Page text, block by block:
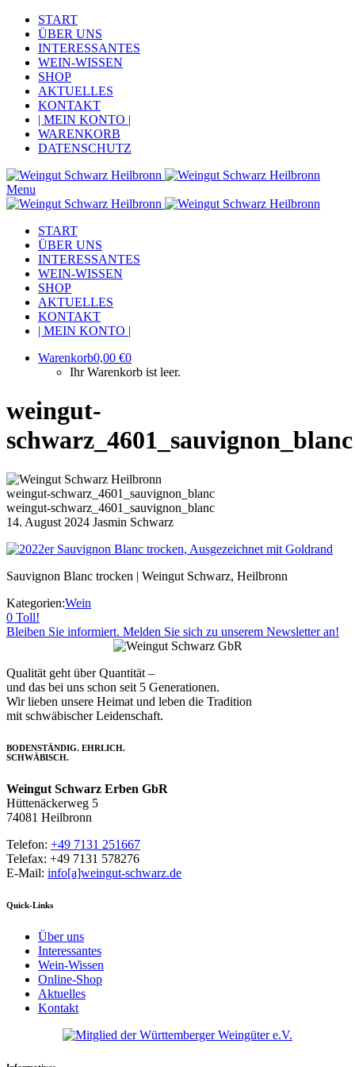
START
ÜBER UNS
INTERESSANTES
WEIN-WISSEN
SHOP
AKTUELLES
KONTAKT
| MEIN KONTO |
WARENKORB
DATENSCHUTZ
Menu
START
ÜBER UNS
INTERESSANTES
WEIN-WISSEN
SHOP
AKTUELLES
KONTAKT
| MEIN KONTO |
Warenkorb0,00 €0
Ihr Warenkorb ist leer.
weingut-
schwarz_4601_sauvignon_blanc
weingut-schwarz_4601_sauvignon_blanc
weingut-schwarz_4601_sauvignon_blanc
14. August 2024 Jasmin Schwarz
Sauvignon Blanc trocken | Weingut Schwarz, Heilbronn
Kategorien:Wein
0 Toll!
Bleiben Sie informiert. Melden Sie sich zu unserem Newsletter an!
Qualität geht über Quantität –
und das bei uns schon seit 5 Generationen.
Wir lieben unsere Heimat und leben die Tradition
mit schwäbischer Leidenschaft.
BODENSTÄNDIG. EHRLICH.
SCHWÄBISCH.
Weingut Schwarz Erben GbR
Hüttenäckerweg 5
74081 Heilbronn
Telefon: +49 7131 251667
Telefax: +49 7131 578276
E-Mail: info[a]weingut-schwarz.de
Quick-Links
Über uns
Interessantes
Wein-Wissen
Online-Shop
Aktuelles
Kontakt